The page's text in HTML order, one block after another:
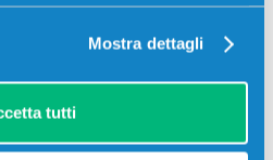
Mostra dettagli
tutti
NERO da 1300 pagine
GIALLO da 1000 pagine
Hp LASERJET PRO MFP